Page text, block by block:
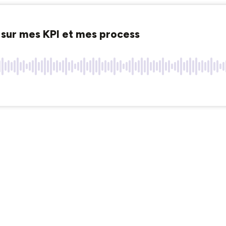
mes KPI et mes process